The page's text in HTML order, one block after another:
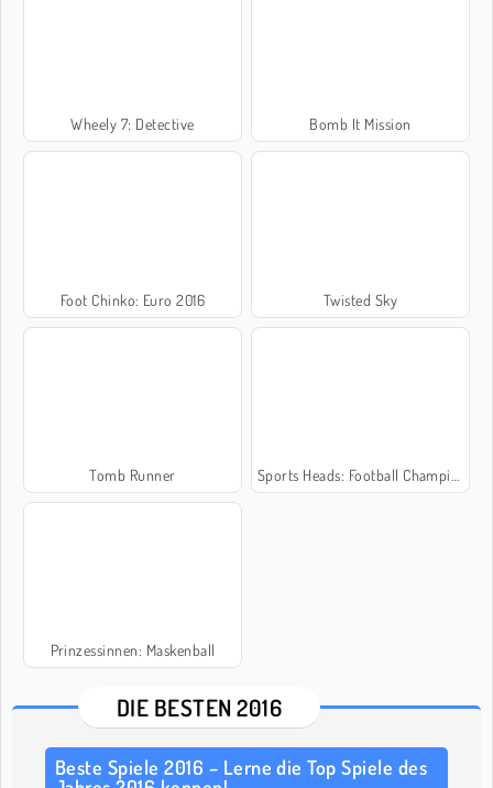
Wheely 7: Detective Bomb It Mission
Foot Chinko: Euro 2016 Twisted Sky
Tomb Runner Sports Heads: Football Championship 2016
Prinzessinnen: Maskenball
DIE BESTEN 2016
Beste Spiele 2016 – Lerne die Top Spiele des